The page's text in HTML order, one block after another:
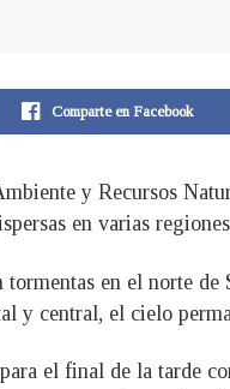
Comparte en Facebook
y Recursos
en varias
tormentas en el norte
y central, el cielo
el final de la tarde